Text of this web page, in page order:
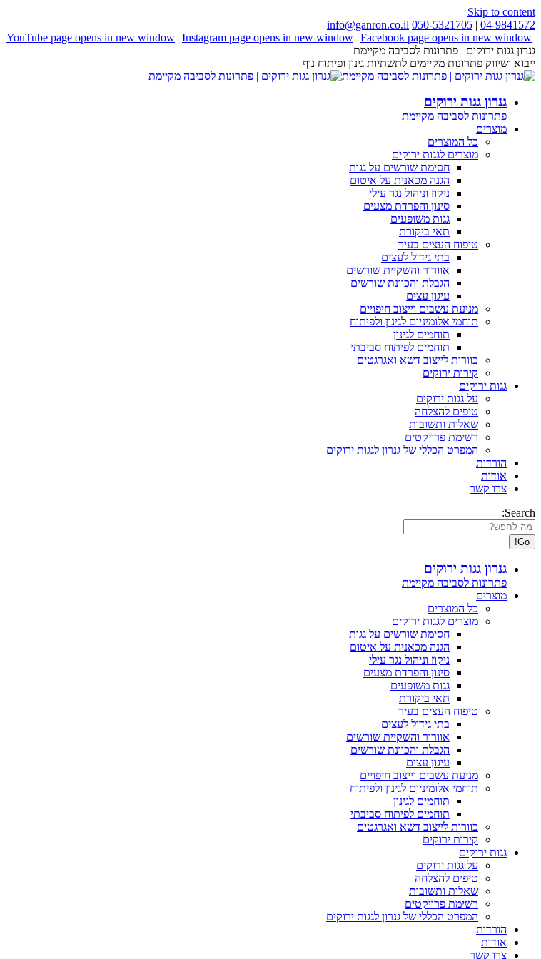
Skip to content
04-9841572
|
050-5321705
info@ganron.co.il
YouTube page opens in new window Instagram page opens in new window Facebook page opens in new window
גנרון גגות ירוקים | פתרונות לסביבה מקיימת
ייבוא ושיווק פתרונות מקיימים לתשתיות גינון ופיתוח נוף
גנרון גגות ירוקים
פתרונות לסביבה מקיימת
מוצרים
כל המוצרים
מוצרים לגגות ירוקים
חסימת שורשים על גגות
הגנה מכאנית על איטום
ניקוז וניהול נגר עילי
סינון והפרדת מצעים
גגות משופעים
תאי ביקורת
טיפוח העצים בעיר
בתי גידול לעצים
אוורור והשקיית שורשים
הגבלת והכוונת שורשים
עיגון עצים
מניעת עשבים וייצוב חיפויים
תוחמי אלומיניום לגינון ולפיתוח
תוחמים לגינון
תוחמים לפיתוח סביבתי
כוורות לייצוב דשא ואגרגטים
קירות ירוקים
גגות ירוקים
על גגות ירוקים
טיפים להצלחה
שאלות ותשובות
רשימת פרויקטים
המפרט הכללי של גנרון לגגות ירוקים
הורדות
אודות
צרו קשר
Search:
גנרון גגות ירוקים
פתרונות לסביבה מקיימת
מוצרים
כל המוצרים
מוצרים לגגות ירוקים
חסימת שורשים על גגות
הגנה מכאנית על איטום
ניקוז וניהול נגר עילי
סינון והפרדת מצעים
גגות משופעים
תאי ביקורת
טיפוח העצים בעיר
בתי גידול לעצים
אוורור והשקיית שורשים
הגבלת והכוונת שורשים
עיגון עצים
מניעת עשבים וייצוב חיפויים
תוחמי אלומיניום לגינון ולפיתוח
תוחמים לגינון
תוחמים לפיתוח סביבתי
כוורות לייצוב דשא ואגרגטים
קירות ירוקים
גגות ירוקים
על גגות ירוקים
טיפים להצלחה
שאלות ותשובות
רשימת פרויקטים
המפרט הכללי של גנרון לגגות ירוקים
הורדות
אודות
צרו קשר